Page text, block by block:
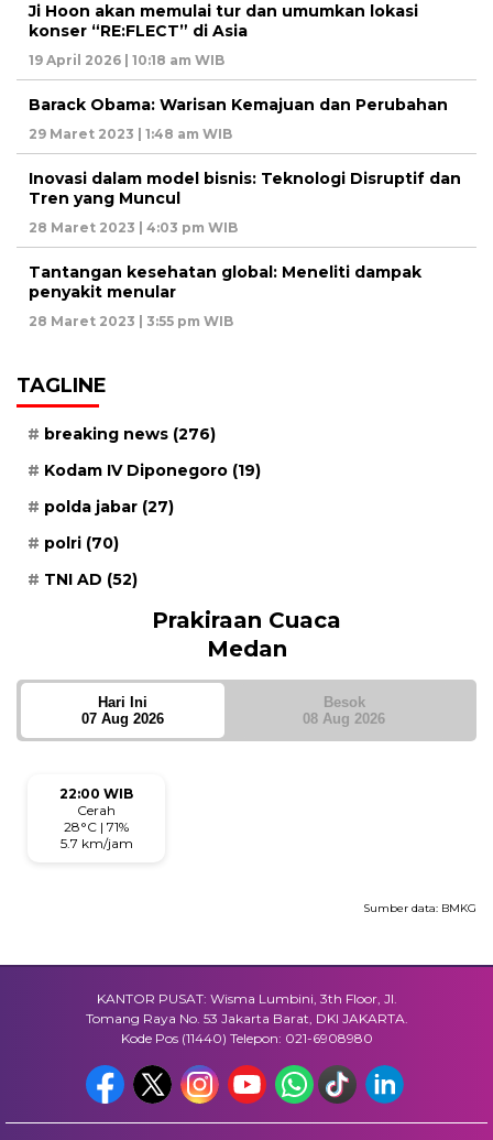
Ji Hoon akan memulai tur dan umumkan lokasi
konser “RE:FLECT” di Asia
19 April 2026 | 10:18 am WIB
Barack Obama: Warisan Kemajuan dan Perubahan
29 Maret 2023 | 1:48 am WIB
Inovasi dalam model bisnis: Teknologi Disruptif dan
Tren yang Muncul
28 Maret 2023 | 4:03 pm WIB
Tantangan kesehatan global: Meneliti dampak
penyakit menular
28 Maret 2023 | 3:55 pm WIB
TAGLINE
breaking news (276)
Kodam IV Diponegoro (19)
polda jabar (27)
polri (70)
TNI AD (52)
Prakiraan Cuaca
Medan
Hari Ini
07 Aug 2026
Besok
08 Aug 2026
22:00 WIB
Cerah
28°C | 71%
5.7 km/jam
Sumber data: BMKG
KANTOR PUSAT: Wisma Lumbini, 3th Floor, Jl.
Tomang Raya No. 53 Jakarta Barat, DKI JAKARTA.
Kode Pos (11440) Telepon: 021-6908980